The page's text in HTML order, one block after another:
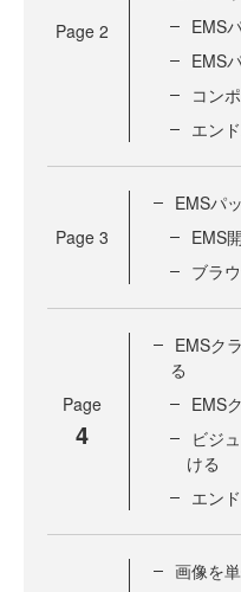
Page 2
EMS
EMS
コン
エン
Page 3
EMSパ
EMS
ブラ
Page
4
EMSク
る
EMS
ビジ
ける
エン
画像を